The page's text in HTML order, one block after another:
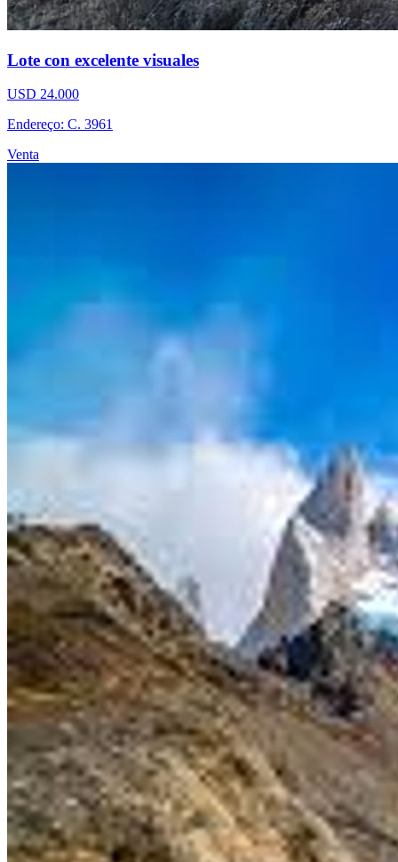
Lote con excelente visuales
USD 24.000
Endereço: C. 3961
Venta